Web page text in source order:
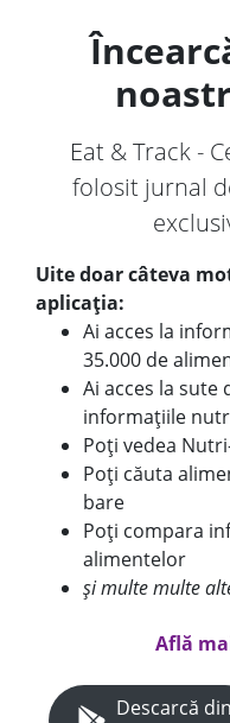
Eat & Track -
folosit jurnal
Uite doar câteva
aplicația:
Ai acces la
35.000 de
Ai acces la sute
informațiile
Poți vedea
Poți căuta
bare
Poți compara
alimentelor
și multe multe
Află
Descarcă din